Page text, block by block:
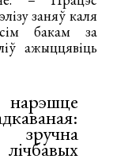
заняў каля
бакам за
ажыццявіць